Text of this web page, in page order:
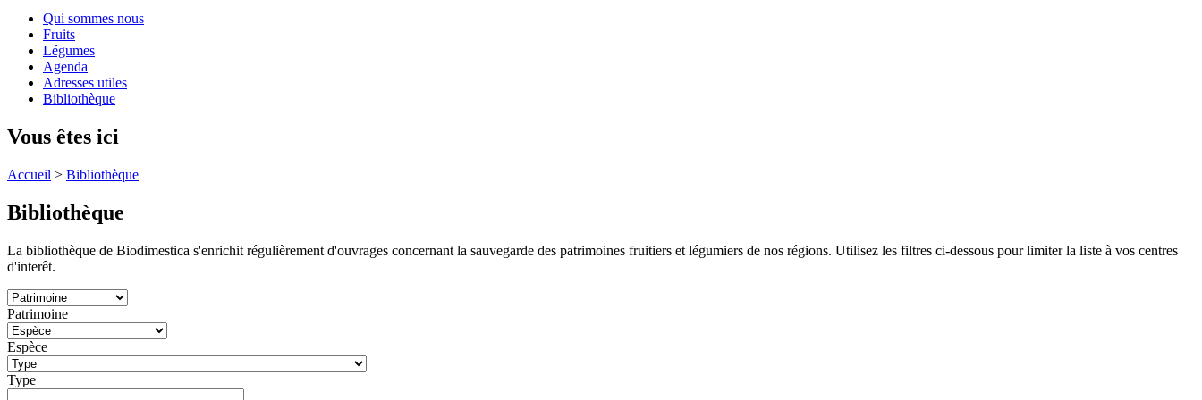
Qui sommes nous
Fruits
Légumes
Agenda
Adresses utiles
Bibliothèque
Vous êtes ici
Accueil > Bibliothèque
Bibliothèque
La bibliothèque de Biodimestica s'enrichit régulièrement d'ouvrages concernant la sauvegarde des patrimoines fruitiers et légumiers de nos régions. Utilisez les filtres ci-dessous pour limiter la liste à vos centres
d'interêt.
Patrimoine
Espèce
Type